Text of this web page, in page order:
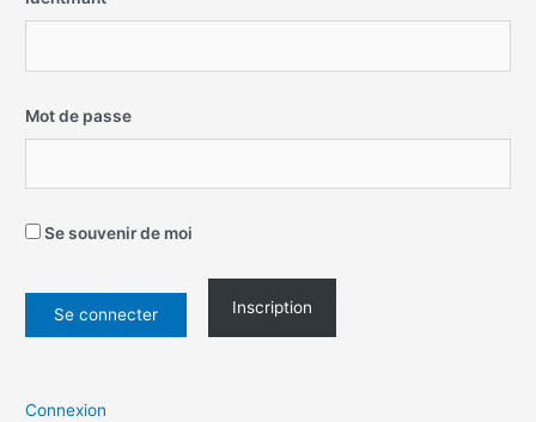
Mot de passe
Se souvenir de moi
Inscription
Connexion